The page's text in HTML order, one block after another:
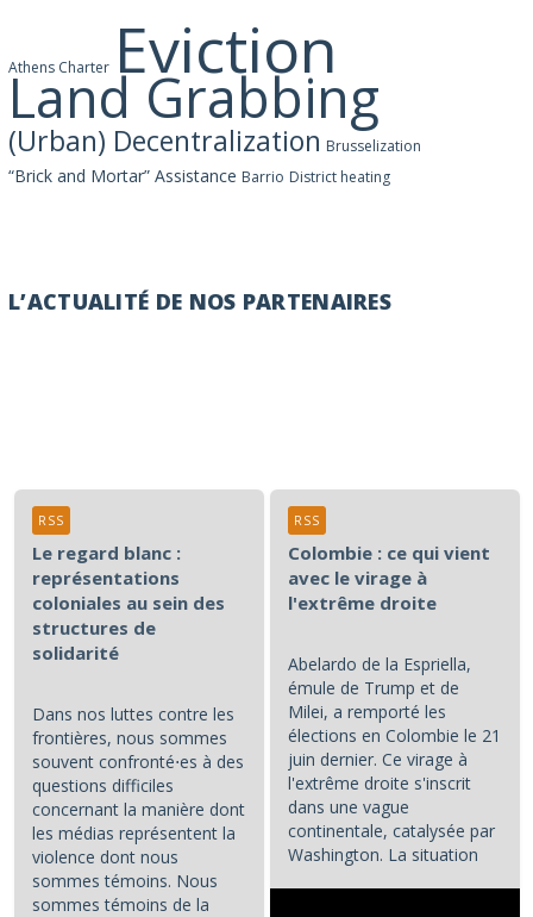
Athens Charter Eviction
Land Grabbing
(Urban) Decentralization Brusselization
“Brick and Mortar” Assistance Barrio District heating
L’ACTUALITÉ DE NOS PARTENAIRES
Le regard blanc :
représentations
coloniales au sein des
structures de
solidarité
Dans nos luttes contre les
frontières, nous sommes
souvent confronté⋅es à des
questions difficiles
concernant la manière dont
les médias représentent la
violence dont nous
sommes témoins. Nous
sommes témoins de la
RSS
Colombie : ce qui vient
avec le virage à
l'extrême droite
Abelardo de la Espriella,
émule de Trump et de
Milei, a remporté les
élections en Colombie le 21
juin dernier. Ce virage à
l'extrême droite s'inscrit
dans une vague
continentale, catalysée par
Washington. La situation
RSS